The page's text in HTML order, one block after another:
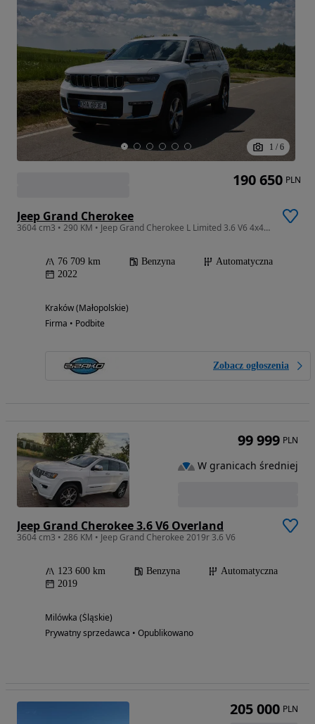
1 / 6
Jeep Grand Cherokee
3604 cm3 • 290 KM • Jeep Grand Cherokee L Limited 3.6 V6 4x4 VAT 23% 6-Osób Full Opcja
76 709 km Benzyna
Automatyczna
2022
Kraków (Małopolskie)
Firma • Podbite
Zobacz ogłoszenia
190 650 PLN
Jeep Grand Cherokee 3.6 V6 Overland
3604 cm3 • 286 KM • Jeep Grand Cherokee 2019r 3.6 V6
123 600 km Benzyna
Automatyczna
2019
Milówka (Śląskie)
Prywatny sprzedawca • Opublikowano
99 999 PLN
W granicach średniej
205 000 PLN